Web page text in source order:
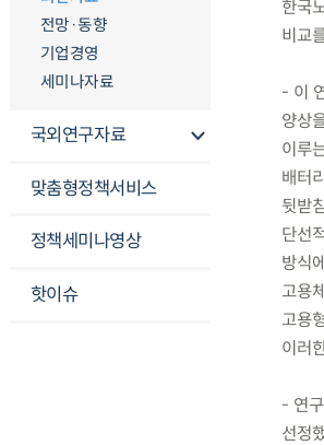
전망·동향
기업경영
세미나자료
국외연구자료
맞춤형정책서비스
정책세미나영상
핫이슈
한국
비교
- 이
양상
이루
배터
뒷받
단선
방식
고용
고용
이러
- 연
선정